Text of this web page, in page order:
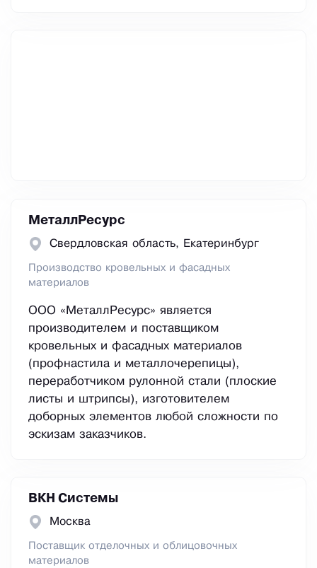
МеталлРесурс
Свердловская область, Екатеринбург
Производство кровельных и фасадных
материалов
ООО «МеталлРесурс» является
производителем и поставщиком
кровельных и фасадных материалов
(профнастила и металлочерепицы),
переработчиком рулонной стали (плоские
листы и штрипсы), изготовителем
доборных элементов любой сложности по
эскизам заказчиков.
ВКН Системы
Москва
Поставщик отделочных и облицовочных
материалов